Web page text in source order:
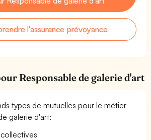
l'assurance prévoyance
Responsable de galerie d'art
types de mutuelles pour le métier
galerie d'art: